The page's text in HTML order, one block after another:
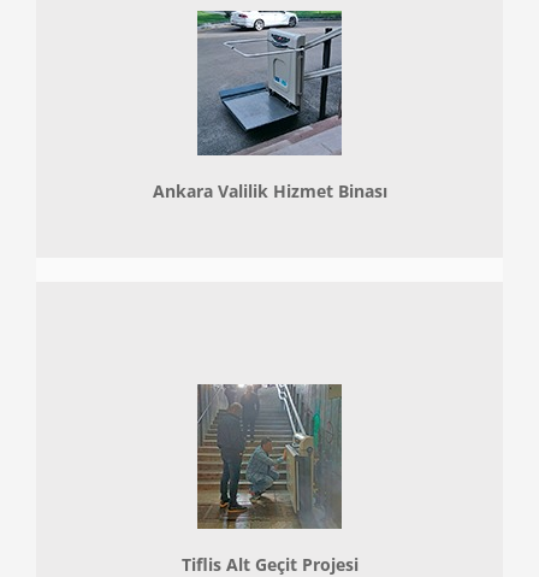
Ankara Valilik Hizmet Binası
Tiflis Alt Geçit Projesi